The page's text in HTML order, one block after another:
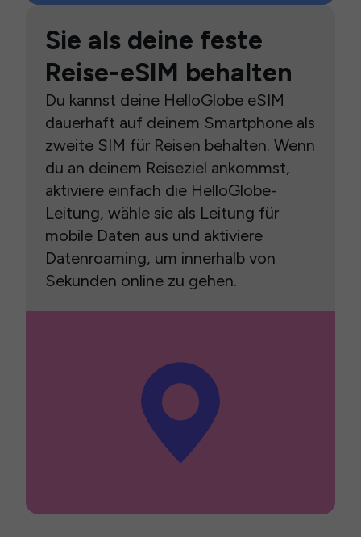
Sie als deine feste
Reise-eSIM behalten
Du kannst deine HelloGlobe eSIM
dauerhaft auf deinem Smartphone als
zweite SIM für Reisen behalten. Wenn
du an deinem Reiseziel ankommst,
aktiviere einfach die HelloGlobe-
Leitung, wähle sie als Leitung für
mobile Daten aus und aktiviere
Datenroaming, um innerhalb von
Sekunden online zu gehen.